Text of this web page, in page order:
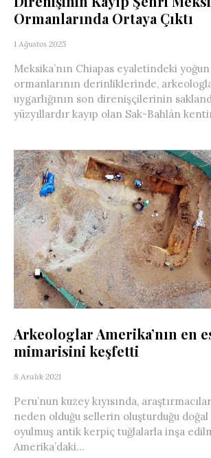
Ormanlarında Ortaya Çıktı
1 Ağustos 2025
Meksika’nın Chiapas eyaletindeki
ormanlarının derinliklerinde,
uygarlığının son direnişçilerinin
yüzyıllardır kayıp olan Sak-Bahlán
Arkeologlar Amerika’nın en
mimarisini keşfetti
8 Aralık 2021
Peru’nun kuzey kıyısında,
neden olduğu sellerin oluşturduğu
oyulmuş antik kerpiç tuğlalarla inşa
Amerika’daki...